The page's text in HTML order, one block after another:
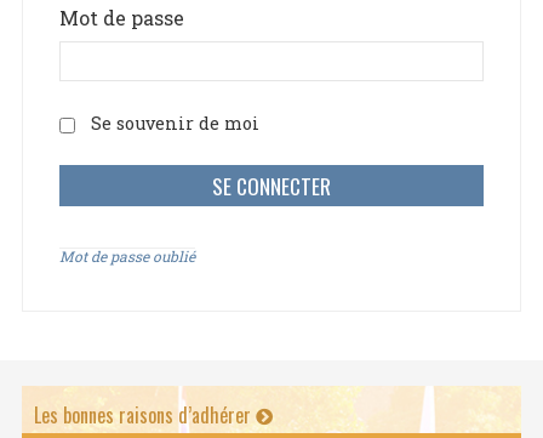
Mot de passe
Se souvenir de moi
Mot de passe oublié
Les bonnes raisons d’adhérer